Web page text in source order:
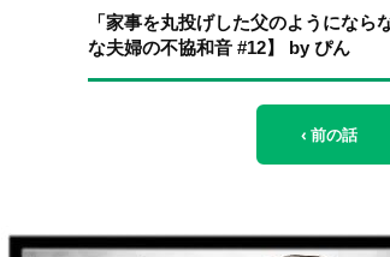
「家事を丸投げした父のようにな
な夫婦の不協和音 #12】 by ぴん
‹ 前の話